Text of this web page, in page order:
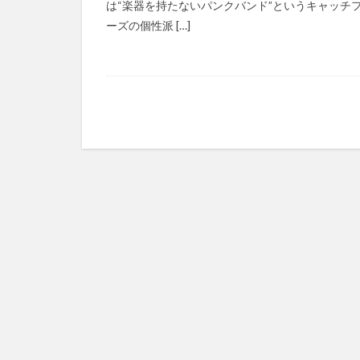
は“楽器を持たないパンクバンド”というキャッチ
ーズの個性派 […]